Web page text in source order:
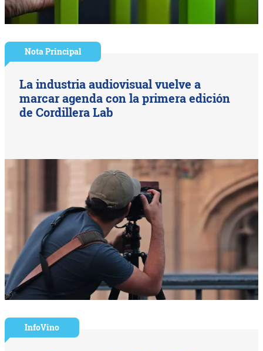
Nota Principal
La industria audiovisual vuelve a
marcar agenda con la primera edición
de Cordillera Lab
InfoVino